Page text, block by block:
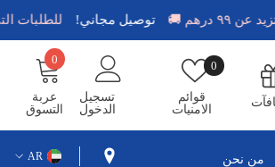
تزيد عن ٩٩ درهم 🚚 توصيل مجاني!
قوائم
الامنيات
0قوائم
الامنيات
تسجيل
الدخول
عربة
التسوق
0
0
عناصر
من نحن AR